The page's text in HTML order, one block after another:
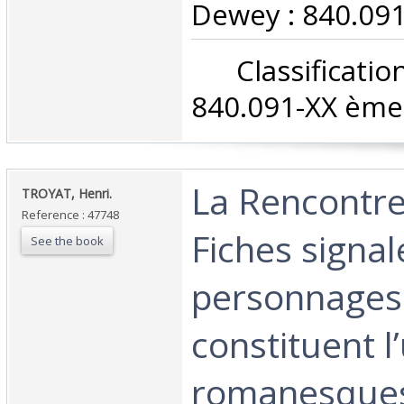
Dewey :
840.091-XX
‎TROYAT, Henri.‎
Reference : 47748
See the book
‎La
Fiches
constituent